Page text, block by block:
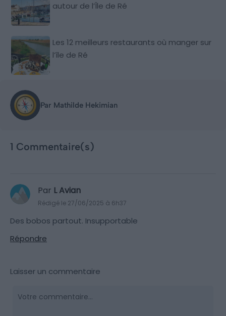
autour de l’Île de Ré
Les 12 meilleurs restaurants où manger sur
l’île de Ré
Par Mathilde Hekimian
1 Commentaire(s)
Par L Avian
Rédigé le 27/06/2025 à 6h37
Des bobos partout. Insupportable
Répondre
Laisser un commentaire